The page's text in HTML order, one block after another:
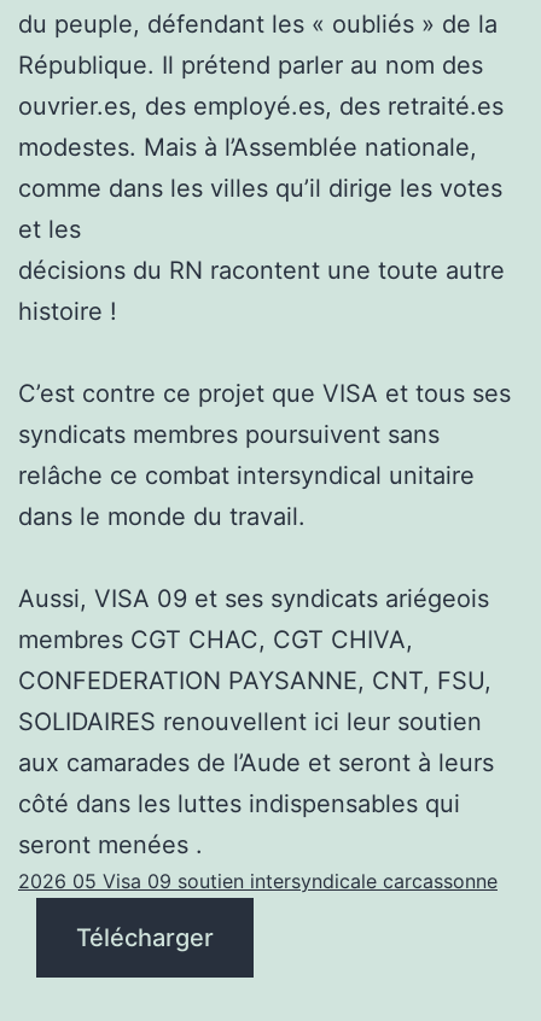
du peuple, défendant les « oubliés » de la
République. Il prétend parler au nom des
ouvrier.es, des employé.es, des retraité.es
modestes. Mais à l’Assemblée nationale,
comme dans les villes qu’il dirige les votes
et les
décisions du RN racontent une toute autre
histoire !
C’est contre ce projet que VISA et tous ses
syndicats membres poursuivent sans
relâche ce combat intersyndical unitaire
dans le monde du travail.
Aussi, VISA 09 et ses syndicats ariégeois
membres CGT CHAC, CGT CHIVA,
CONFEDERATION PAYSANNE, CNT, FSU,
SOLIDAIRES renouvellent ici leur soutien
aux camarades de l’Aude et seront à leurs
côté dans les luttes indispensables qui
seront menées .
2026 05 Visa 09 soutien intersyndicale carcassonne
Télécharger